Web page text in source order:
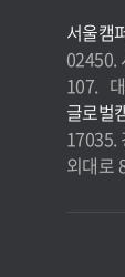
서울캠
02450.
107.
글로벌
17035.
외대로